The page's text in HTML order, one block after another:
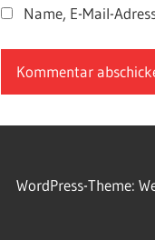
Name, E-Mail-
WordPress-Theme: